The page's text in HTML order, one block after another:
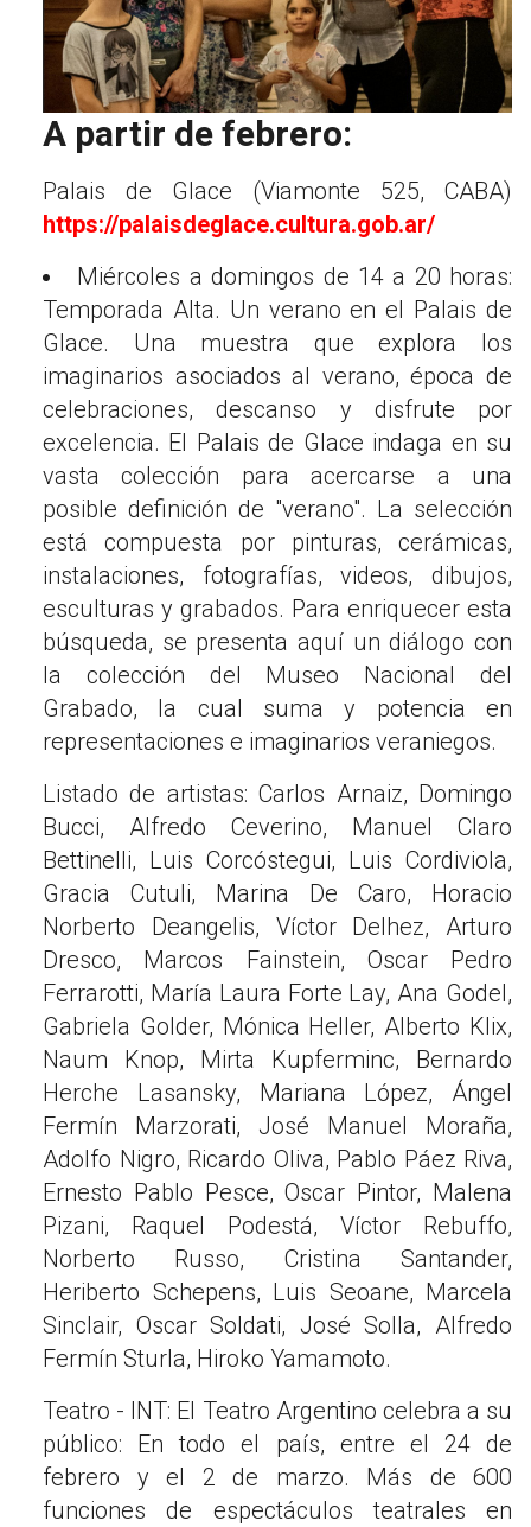
A partir de febrero:
Palais de Glace (Viamonte 525, CABA)
https://palaisdeglace.cultura.gob.ar/
Miércoles a domingos de 14 a 20 horas:
Temporada Alta. Un verano en el Palais de
Glace. Una muestra que explora los
imaginarios asociados al verano, época de
celebraciones, descanso y disfrute por
excelencia. El Palais de Glace indaga en su
vasta colección para acercarse a una
posible definición de "verano". La selección
está compuesta por pinturas, cerámicas,
instalaciones, fotografías, videos, dibujos,
esculturas y grabados. Para enriquecer esta
búsqueda, se presenta aquí un diálogo con
la colección del Museo Nacional del
Grabado, la cual suma y potencia en
representaciones e imaginarios veraniegos.
Listado de artistas: Carlos Arnaiz, Domingo
Bucci, Alfredo Ceverino, Manuel Claro
Bettinelli, Luis Corcóstegui, Luis Cordiviola,
Gracia Cutuli, Marina De Caro, Horacio
Norberto Deangelis, Víctor Delhez, Arturo
Dresco, Marcos Fainstein, Oscar Pedro
Ferrarotti, María Laura Forte Lay, Ana Godel,
Gabriela Golder, Mónica Heller, Alberto Klix,
Naum Knop, Mirta Kupferminc, Bernardo
Herche Lasansky, Mariana López, Ángel
Fermín Marzorati, José Manuel Moraña,
Adolfo Nigro, Ricardo Oliva, Pablo Páez Riva,
Ernesto Pablo Pesce, Oscar Pintor, Malena
Pizani, Raquel Podestá, Víctor Rebuffo,
Norberto Russo, Cristina Santander,
Heriberto Schepens, Luis Seoane, Marcela
Sinclair, Oscar Soldati, José Solla, Alfredo
Fermín Sturla, Hiroko Yamamoto.
Teatro - INT: El Teatro Argentino celebra a su
público: En todo el país, entre el 24 de
febrero y el 2 de marzo. Más de 600
funciones de espectáculos teatrales en